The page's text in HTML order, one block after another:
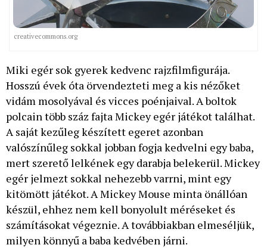
creativecommons.org
Miki egér sok gyerek kedvenc rajzfilmfigurája.
Hosszú évek óta örvendezteti meg a kis nézőket
vidám mosolyával és vicces poénjaival. A boltok
polcain több száz fajta Mickey egér játékot találhat.
A saját kezűleg készített egeret azonban
valószínűleg sokkal jobban fogja kedvelni egy baba,
mert szerető lelkének egy darabja belekerül. Mickey
egér jelmezt sokkal nehezebb varrni, mint egy
kitömött játékot. A Mickey Mouse minta önállóan
készül, ehhez nem kell bonyolult méréseket és
számításokat végeznie. A továbbiakban elmeséljük,
milyen könnyű a baba kedvében járni.